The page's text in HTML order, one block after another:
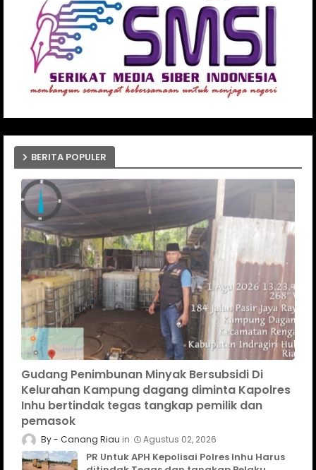
BERITA POPULER
Gudang Penimbunan Minyak Bersubsidi Di
Kelurahan Kampung dagang diminta Kapolres
Inhu bertindak tegas tangkap pemilik dan
pemasok
Canang Riau Agustus 02, 2026
PR Untuk APH Kepolisai Polres Inhu Harus